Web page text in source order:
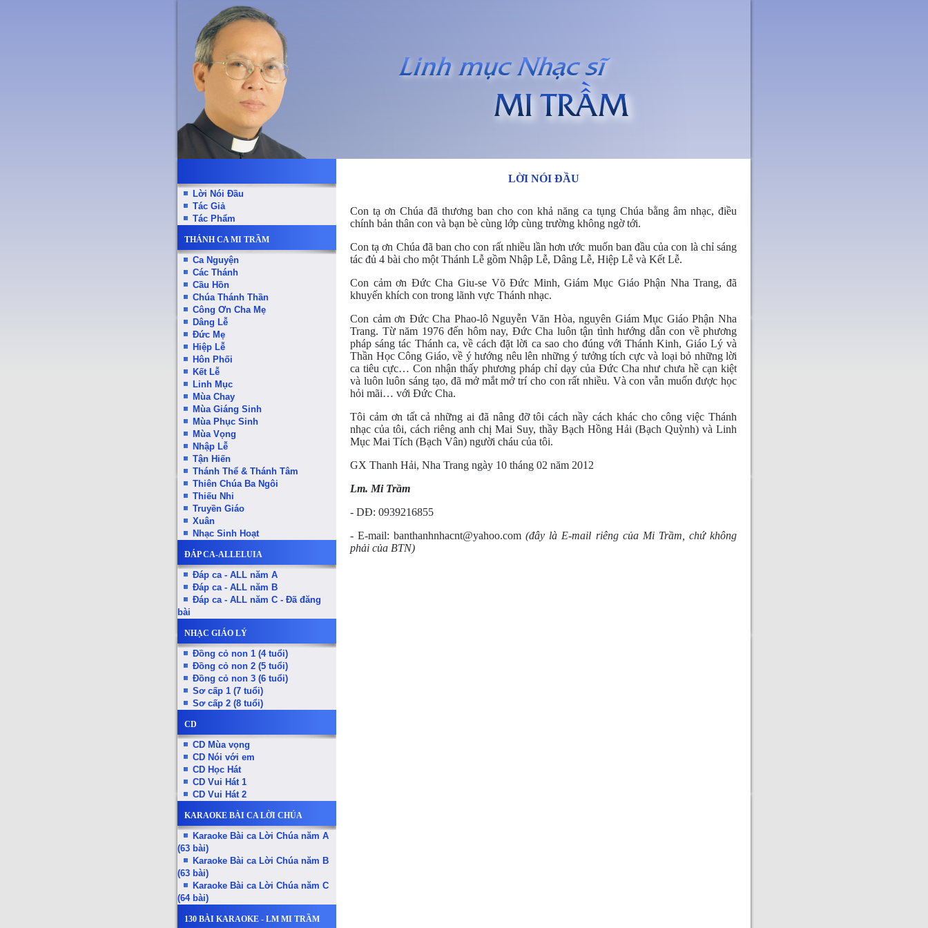
Lời Nói Đầu
Tác Giả
Tác Phẩm
THÁNH CA MI TRẦM
Ca Nguyện
Các Thánh
Cầu Hồn
Chúa Thánh Thần
Công Ơn Cha Mẹ
Dâng Lễ
Đức Mẹ
Hiệp Lễ
Hôn Phối
Kết Lễ
Linh Mục
Mùa Chay
Mùa Giáng Sinh
Mùa Phục Sinh
Mùa Vọng
Nhập Lễ
Tận Hiến
Thánh Thể & Thánh Tâm
Thiên Chúa Ba Ngôi
Thiếu Nhi
Truyền Giáo
Xuân
Nhạc Sinh Hoạt
ĐÁP CA-ALLELUIA
Đáp ca - ALL năm A
Đáp ca - ALL năm B
Đáp ca - ALL năm C - Đã đăng
bài
NHẠC GIÁO LÝ
Đồng cỏ non 1 (4 tuổi)
Đồng cỏ non 2 (5 tuổi)
Đồng cỏ non 3 (6 tuổi)
Sơ cấp 1 (7 tuổi)
Sơ cấp 2 (8 tuổi)
CD
CD Mùa vọng
CD Nói với em
CD Học Hát
CD Vui Hát 1
CD Vui Hát 2
KARAOKE BÀI CA LỜI CHÚA
Karaoke Bài ca Lời Chúa năm A
(63 bài)
Karaoke Bài ca Lời Chúa năm B
(63 bài)
Karaoke Bài ca Lời Chúa năm C
(64 bài)
130 BÀI KARAOKE - LM MI TRẦM
LỜI NÓI ĐẦU
Con tạ ơn Chúa đã thương ban cho con khả năng ca tụng Chúa bằng âm nhạc, điều
chính bản thân con và bạn bè cùng lớp cùng trường không ngờ tới.
Con tạ ơn Chúa đã ban cho con rất nhiều lần hơn ước muốn ban đầu của con là chỉ sáng
tác đủ 4 bài cho một Thánh Lễ gồm Nhập Lễ, Dâng Lễ, Hiệp Lễ và Kết Lễ.
Con cảm ơn Đức Cha Giu-se Võ Đức Minh, Giám Mục Giáo Phận Nha Trang, đã
khuyến khích con trong lãnh vực Thánh nhạc.
Con cảm ơn Đức Cha Phao-lô Nguyễn Văn Hòa, nguyên Giám Mục Giáo Phận Nha
Trang. Từ năm 1976 đến hôm nay, Đức Cha luôn tận tình hướng dẫn con về phương
pháp sáng tác Thánh ca, về cách đặt lời ca sao cho đúng với Thánh Kinh, Giáo Lý và
Thần Học Công Giáo, về ý hướng nêu lên những ý tưởng tích cực và loại bỏ những lời
ca tiêu cực… Con nhận thấy phương pháp chỉ dạy của Đức Cha như chưa hề cạn kiệt
và luôn luôn sáng tạo, đã mở mắt mở trí cho con rất nhiều. Và con vẫn muốn được học
hỏi mãi… với Đức Cha.
Tôi cảm ơn tất cả những ai đã nâng đỡ tôi cách nầy cách khác cho công việc Thánh
nhạc của tôi, cách riêng anh chị Mai Suy, thầy Bạch Hồng Hải (Bạch Quỳnh) và Linh
Mục Mai Tích (Bạch Vân) người cháu của tôi.
GX Thanh Hải, Nha Trang ngày 10 tháng 02 năm 2012
Lm. Mi Trầm
- DĐ: 0939216855
- E-mail: banthanhnhacnt@yahoo.com(đây là E-mail riêng của Mi Trầm, chứ không
phải của BTN)